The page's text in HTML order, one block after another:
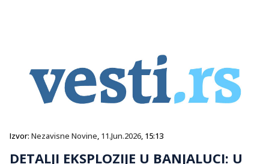
Izvor: Nezavisne Novine, 11.Jun.2026, 15:13
DETALJI EKSPLOZIJE U BANJALUCI: U